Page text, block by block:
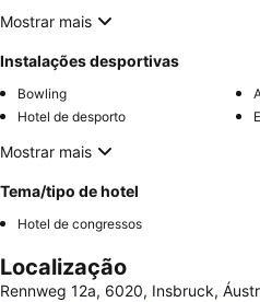
Mostrar mais
Instalações desportivas
Bowling
Hotel de desporto
Mostrar mais
Tema/tipo de hotel
Hotel de congressos
Localização
Rennweg 12a, 6020, Insbruck,